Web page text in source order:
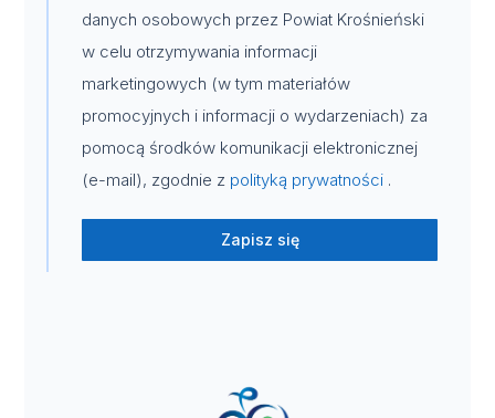
danych osobowych przez Powiat Krośnieński
w celu otrzymywania informacji
marketingowych (w tym materiałów
promocyjnych i informacji o wydarzeniach) za
pomocą środków komunikacji elektronicznej
(e-mail), zgodnie z polityką prywatności .
Zapisz się